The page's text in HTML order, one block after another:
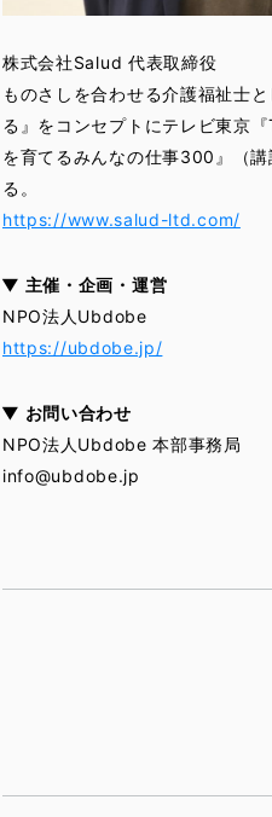
株式会社Salud 代表取締役
ものさしを合わせる介護福祉士
る』をコンセプトにテレビ東京
を育てるみんなの仕事300』（
る。
https://www.salud-ltd.com/
▼ 主催・企画・運営
NPO法人Ubdobe
https://ubdobe.jp/
▼ お問い合わせ
NPO法人Ubdobe 本部事務局
info@ubdobe.jp